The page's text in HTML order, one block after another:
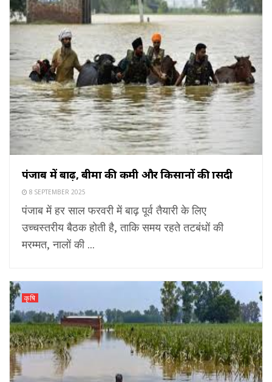
पंजाब में बाढ़, बीमा की कमी और किसानों की त्रासदी
8 SEPTEMBER 2025
पंजाब में हर साल फरवरी में बाढ़ पूर्व तैयारी के लिए
उच्चस्तरीय बैठक होती है, ताकि समय रहते तटबंधों की
मरम्मत, नालों की ...
कृषि